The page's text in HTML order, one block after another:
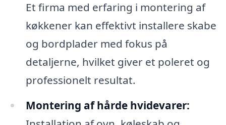
Et firma med erfaring i montering af
køkkener kan effektivt installere skabe
og bordplader med fokus på
detaljerne, hvilket giver et poleret og
professionelt resultat.
Montering af hårde hvidevarer: